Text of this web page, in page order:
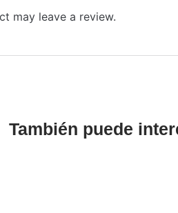
may leave a review.
También puede